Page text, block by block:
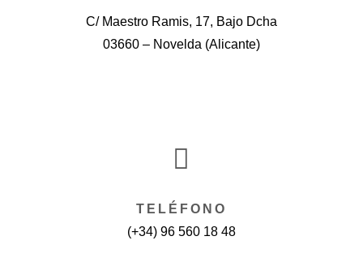
C/ Maestro Ramis, 17, Bajo Dcha
03660 – Novelda (Alicante)

TELÉFONO
(+34) 96 560 18 48